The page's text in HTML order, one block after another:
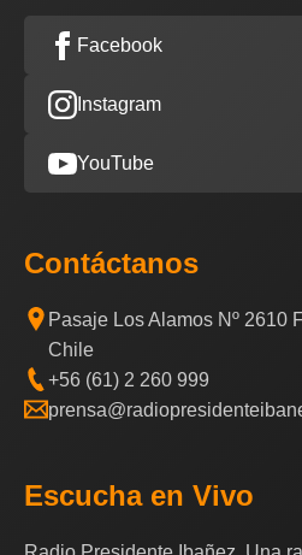
Facebook
Instagram
YouTube
Contáctanos
Pasaje Los Alamos Nº 2610
Chile
+56 (61) 2 260 999
Escucha en Vivo